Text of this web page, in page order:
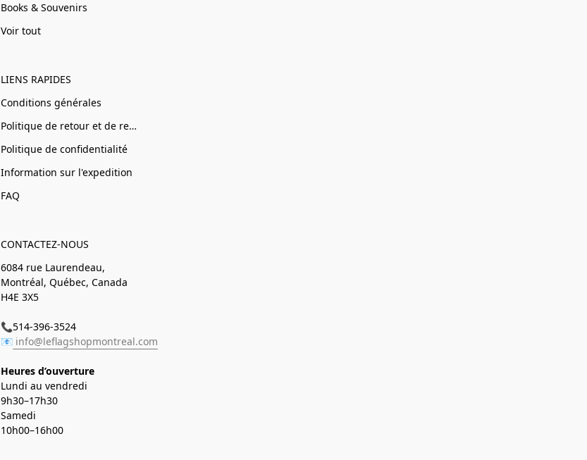
Books & Souvenirs
Voir tout
LIENS RAPIDES
Conditions générales
Politique de retour et de remboursement
Politique de confidentialité
Information sur l'expedition
FAQ
CONTACTEZ-NOUS
6084 rue Laurendeau,
Montréal, Québec, Canada
H4E 3X5
📞514-396-3524
📧 info@leflagshopmontreal.com
Heures d’ouverture
Lundi au vendredi
9h30–17h30
Samedi
10h00–16h00